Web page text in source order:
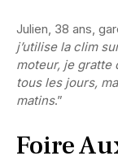
Julien, 38 ans,
j’utilise la clim
moteur, je gratte
tous les jours,
matins.”
Foire